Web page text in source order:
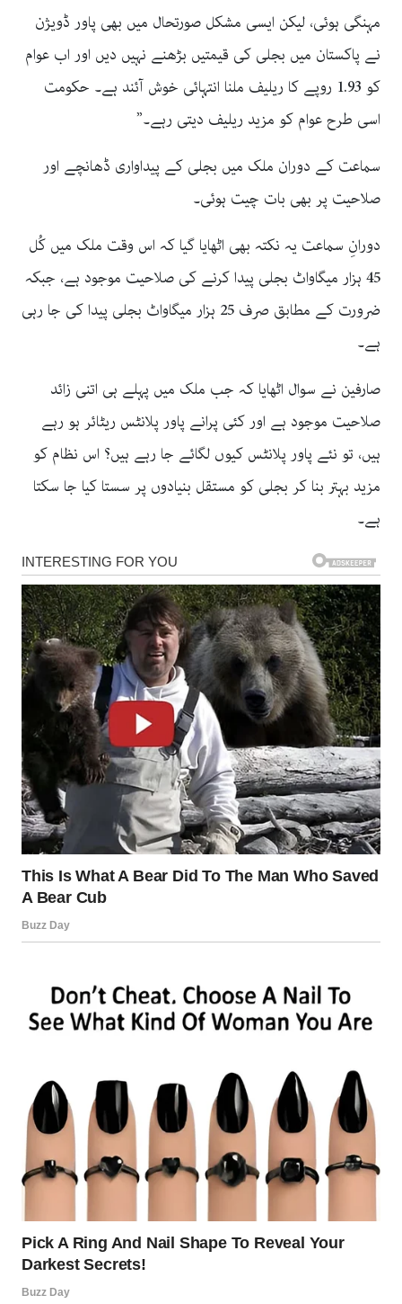
مہنگی ہوئی، لیکن ایسی مشکل صورتحال میں بھی پاور ڈویژن
نے پاکستان میں بجلی کی قیمتیں بڑھنے نہیں دیں اور اب عوام
کو 1.93 روپے کا ریلیف ملنا انتہائی خوش آئند ہے۔ حکومت
اسی طرح عوام کو مزید ریلیف دیتی رہے۔”
سماعت کے دوران ملک میں بجلی کے پیداواری ڈھانچے اور
صلاحیت پر بھی بات چیت ہوئی۔
دورانِ سماعت یہ نکتہ بھی اٹھایا گیا کہ اس وقت ملک میں کُل
45 ہزار میگاواٹ بجلی پیدا کرنے کی صلاحیت موجود ہے، جبکہ
ضرورت کے مطابق صرف 25 ہزار میگاواٹ بجلی پیدا کی جا رہی
ہے۔
صارفین نے سوال اٹھایا کہ جب ملک میں پہلے ہی اتنی زائد
صلاحیت موجود ہے اور کئی پرانے پاور پلانٹس ریٹائر ہو رہے
ہیں، تو نئے پاور پلانٹس کیوں لگائے جا رہے ہیں؟ اس نظام کو
مزید بہتر بنا کر بجلی کو مستقل بنیادوں پر سستا کیا جا سکتا
ہے۔